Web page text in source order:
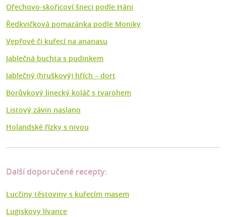
Ořechovo-skořicoví šneci podle Háni
Ředkvičková pomazánka podle Moniky
Vepřové či kuřecí na ananasu
Jablečná buchta s pudinkem
Jablečný (hruškový) hřích – dort
Borůvkový linecký koláč s tvarohem
Listový závin naslano
Holandské řízky s nivou
Další doporučené recepty:
Lucčiny těstoviny s kuřecím masem
Lugiskovy lívance